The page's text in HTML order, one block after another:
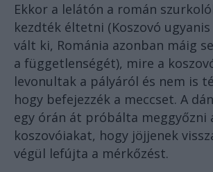
Ekkor a lelátón a román
kezdték éltetni (Koszovó
vált ki, Románia azonban máig
a függetlenségét), mire a
levonultak a pályáról és nem is
hogy befejezzék a meccset. A
egy órán át próbálta meggyőzni
koszovóiakat, hogy jöjjenek
végül lefújta a mérkőzést.